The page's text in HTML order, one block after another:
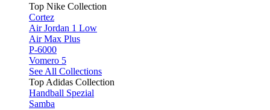
Top Nike Collection
Cortez
Air Jordan 1 Low
Air Max Plus
P-6000
Vomero 5
See All Collections
Top Adidas Collection
Handball Spezial
Samba